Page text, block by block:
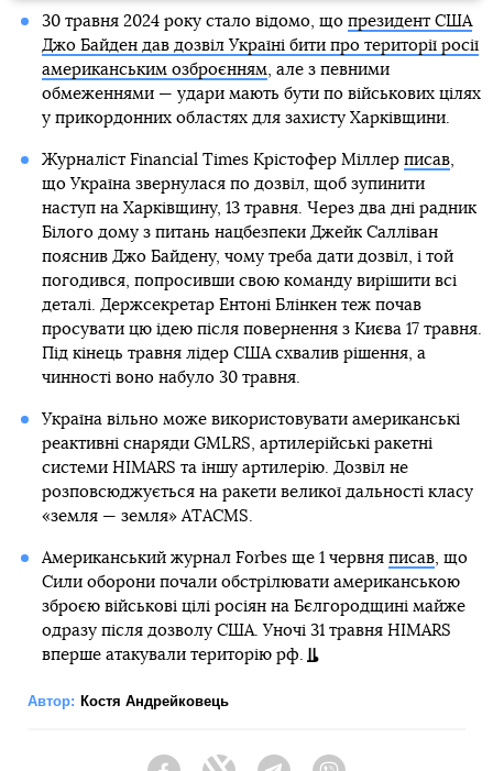
30 травня 2024 року стало відомо, що президент США
Джо Байден дав дозвіл Україні бити про території росії
американським озброєнням , але з певними
обмеженнями — удари мають бути по військових цілях
у прикордонних областях для захисту Харківщини.
Журналіст Financial Times Крістофер Міллер писав,
що Україна звернулася по дозвіл, щоб зупинити
наступ на Харківщину, 13 травня. Через два дні радник
Білого дому з питань нацбезпеки Джейк Салліван
пояснив Джо Байдену, чому треба дати дозвіл, і той
погодився, попросивши свою команду вирішити всі
деталі. Держсекретар Ентоні Блінкен теж почав
просувати цю ідею після повернення з Києва 17 травня.
Під кінець травня лідер США схвалив рішення, а
чинності воно набуло 30 травня.
Україна вільно може використовувати американські
реактивні снаряди GMLRS, артилерійські ракетні
системи HIMARS та іншу артилерію. Дозвіл не
розповсюджується на ракети великої дальності класу
«земля — земля» ATACMS.
Американський журнал Forbes ще 1 червня писав, що
Сили оборони почали обстрілювати американською
зброєю військові цілі росіян на Бєлгородщині майже
одразу після дозволу США. Уночі 31 травня HIMARS
вперше атакували територію рф.
Автор: Костя Андрейковець